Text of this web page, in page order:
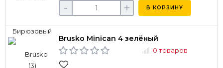
- + В КОРЗИНУ
Brusko Minican 4 зелёный
0 товаров